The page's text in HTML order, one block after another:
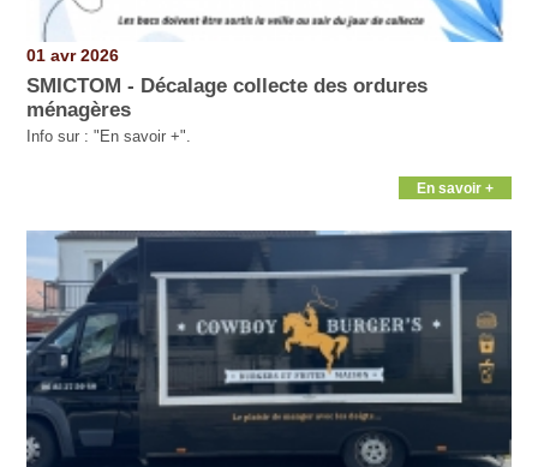
01 avr 2026
SMICTOM - Décalage collecte des ordures
ménagères
Info sur : "En savoir +".
En savoir +